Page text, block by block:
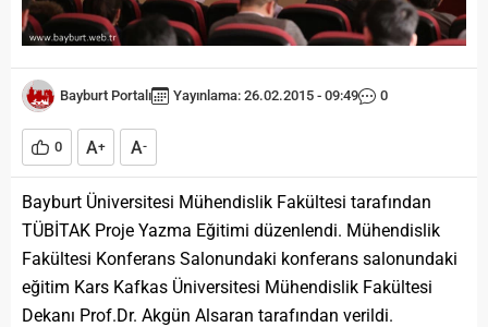
Bayburt Portalı Yayınlama: 26.02.2015 - 09:49 0
0 A+ A-
Bayburt Üniversitesi Mühendislik Fakültesi tarafından
TÜBİTAK Proje Yazma Eğitimi düzenlendi. Mühendislik
Fakültesi Konferans Salonundaki konferans salonundaki
eğitim Kars Kafkas Üniversitesi Mühendislik Fakültesi
Dekanı Prof.Dr. Akgün Alsaran tarafından verildi.